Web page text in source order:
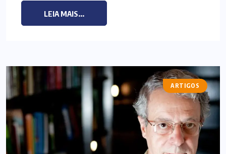
LEIA MAIS...
ARTIGOS